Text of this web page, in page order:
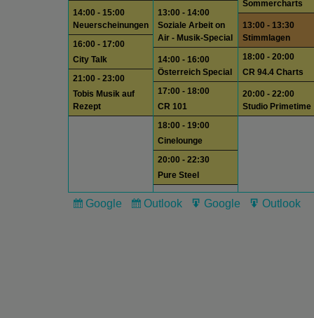
14:00 - 15:00
Neuerscheinungen
16:00 - 17:00
City Talk
21:00 - 23:00
Tobis Musik auf
Rezept
13:00 - 14:00
Soziale Arbeit on
Air - Musik-Special
14:00 - 16:00
Österreich Special
17:00 - 18:00
CR 101
18:00 - 19:00
Cinelounge
20:00 - 22:30
Pure Steel
Sommercharts
13:00 - 13:30
Stimmlagen
18:00 - 20:00
CR 94.4 Charts
20:00 - 22:00
Studio Primetime
Subscribe
Google
Subscribe
Outlook
Export
Google
Export
Outlook